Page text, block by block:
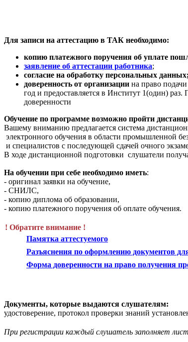
Для записи на аттестацию в ТАК необходимо:
копию платежного поручения об уплате
заявление об аттестации работника;
cогласие на обработку персональных данных;
доверенность от организации на право
год и предоставляется в Институт 1(один)
доверенности
Обучение по программе возможно пройти
Вашему вниманию предлагается система
электронного обучения в области промышленной
и специалистов с последующей сдачей очного
В ходе дистанционной подготовки слушатели
На обучении при себе необходимо иметь:
- оригинал заявки на обучение,
- СНИЛС,
- копию диплома об образовании,
- копию платежного поручения об оплате обучения.
! Обратите внимание !
Памятка аттестуемого
Разъяснения по оформлению документов
Форма доверенности на право получения
Документы, которые выдаются слушателям:
удостоверение, протокол проверки знаний
При регистрации каждый слушатель заполняет